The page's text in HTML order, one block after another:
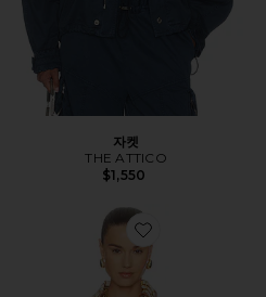
자켓
THE ATTICO
$1,550
Favorite 핏 셔츠